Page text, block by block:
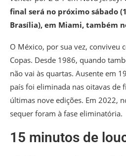
final será no próximo sábado
Brasília), em Miami, também
O México, por sua vez, conviveu
Copas. Desde 1986, quando
não vai às quartas. Ausente em
país foi eliminada nas oitavas de
últimas nove edições. Em 2022,
sequer foram à fase eliminatória.
15 minutos de